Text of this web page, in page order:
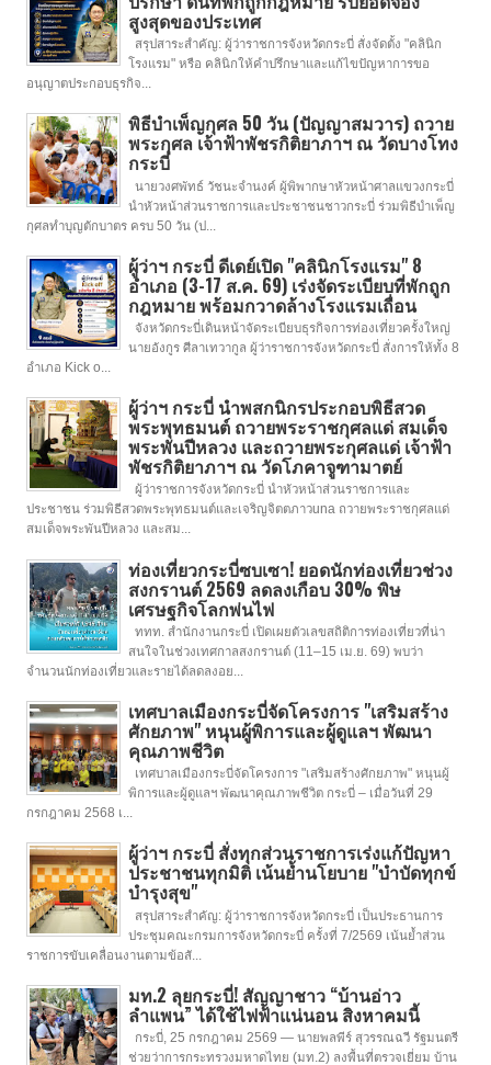
สูงสุดของประเทศ
สรุปสาระสำคัญ: ผู้ว่าราชการจังหวัดกระบี่ สั่งจัดตั้ง "คลินิก
โรงแรม" หรือ คลินิกให้คำปรึกษาและแก้ไขปัญหาการขอ
อนุญาตประกอบธุรกิจ...
พิธีบำเพ็ญกุศล 50 วัน (ปัญญาสมวาร) ถวาย
พระกุศล เจ้าฟ้าพัชรกิติยาภาฯ ณ วัดบางโทง
กระบี่
นายวงศพัทธ์ วัชนะจำนงค์ ผู้พิพากษาหัวหน้าศาลแขวงกระบี่
นำหัวหน้าส่วนราชการและประชาชนชาวกระบี่ ร่วมพิธีบำเพ็ญ
กุศลทำบุญตักบาตร ครบ 50 วัน (ป...
ผู้ว่าฯ กระบี่ ดีเดย์เปิด "คลินิกโรงแรม" 8
อำเภอ (3-17 ส.ค. 69) เร่งจัดระเบียบที่พักถูก
กฎหมาย พร้อมกวาดล้างโรงแรมเถื่อน
จังหวัดกระบี่เดินหน้าจัดระเบียบธุรกิจการท่องเที่ยวครั้งใหญ่
นายอังกูร ศีลาเทวากูล ผู้ว่าราชการจังหวัดกระบี่ สั่งการให้ทั้ง 8
อำเภอ Kick o...
ผู้ว่าฯ กระบี่ นำพสกนิกรประกอบพิธีสวด
พระพุทธมนต์ ถวายพระราชกุศลแด่ สมเด็จ
พระพันปีหลวง และถวายพระกุศลแด่ เจ้าฟ้า
พัชรกิติยาภาฯ ณ วัดโภคาจูฑามาตย์
ผู้ว่าราชการจังหวัดกระบี่ นำหัวหน้าส่วนราชการและ
ประชาชน ร่วมพิธีสวดพระพุทธมนต์และเจริญจิตตภาวuna ถวายพระราชกุศลแด่
สมเด็จพระพันปีหลวง และสม...
ท่องเที่ยวกระบี่ซบเซา! ยอดนักท่องเที่ยวช่วง
สงกรานต์ 2569 ลดลงเกือบ 30% พิษ
เศรษฐกิจโลกพ่นไฟ
ททท. สำนักงานกระบี่ เปิดเผยตัวเลขสถิติการท่องเที่ยวที่น่า
สนใจในช่วงเทศกาลสงกรานต์ (11–15 เม.ย. 69) พบว่า
จำนวนนักท่องเที่ยวและรายได้ลดลงอย...
เทศบาลเมืองกระบี่จัดโครงการ "เสริมสร้าง
ศักยภาพ" หนุนผู้พิการและผู้ดูแลฯ พัฒนา
คุณภาพชีวิต
เทศบาลเมืองกระบี่จัดโครงการ "เสริมสร้างศักยภาพ" หนุนผู้
พิการและผู้ดูแลฯ พัฒนาคุณภาพชีวิต กระบี่ – เมื่อวันที่ 29
กรกฎาคม 2568 เ...
ผู้ว่าฯ กระบี่ สั่งทุกส่วนราชการเร่งแก้ปัญหา
ประชาชนทุกมิติ เน้นย้ำนโยบาย "บำบัดทุกข์
บำรุงสุข"
สรุปสาระสำคัญ: ผู้ว่าราชการจังหวัดกระบี่ เป็นประธานการ
ประชุมคณะกรมการจังหวัดกระบี่ ครั้งที่ 7/2569 เน้นย้ำส่วน
ราชการขับเคลื่อนงานตามข้อสั...
มท.2 ลุยกระบี่! สัญญาชาว “บ้านอ่าว
ลำแพน” ได้ใช้ไฟฟ้าแน่นอน สิงหาคมนี้
กระบี่, 25 กรกฎาคม 2569 — นายพลพีร์ สุวรรณฉวี รัฐมนตรี
ช่วยว่าการกระทรวงมหาดไทย (มท.2) ลงพื้นที่ตรวจเยี่ยม บ้าน